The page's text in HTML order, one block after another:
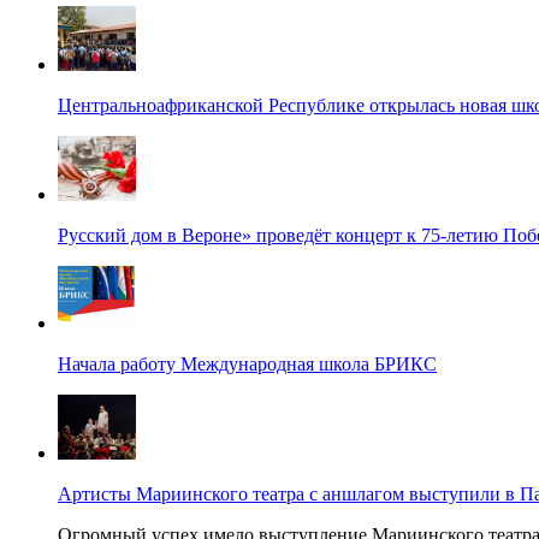
Центральноафриканской Республике открылась новая
Русский дом в Вероне» проведёт концерт к 75-летию
Начала работу Международная школа БРИКС
Артисты Мариинского театра с аншлагом выступили в